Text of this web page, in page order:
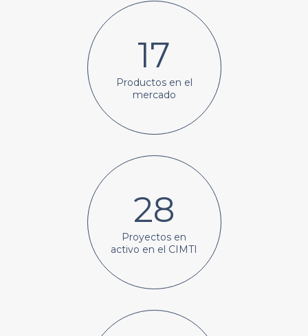
17
Productos en el
mercado
28
Proyectos en
activo en el CIMTI